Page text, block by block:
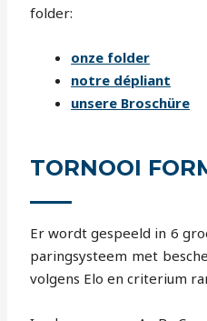
folder:
onze folder
notre dépliant
unsere Broschüre
TORNOOI
Er wordt gespeeld in 6
paringsysteem met
volgens Elo en criterium